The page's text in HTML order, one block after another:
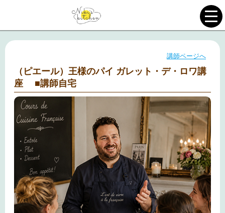
講師ページへ
（ピエール）王様のパイ ガレット・デ・ロワ講
座 ■講師自宅